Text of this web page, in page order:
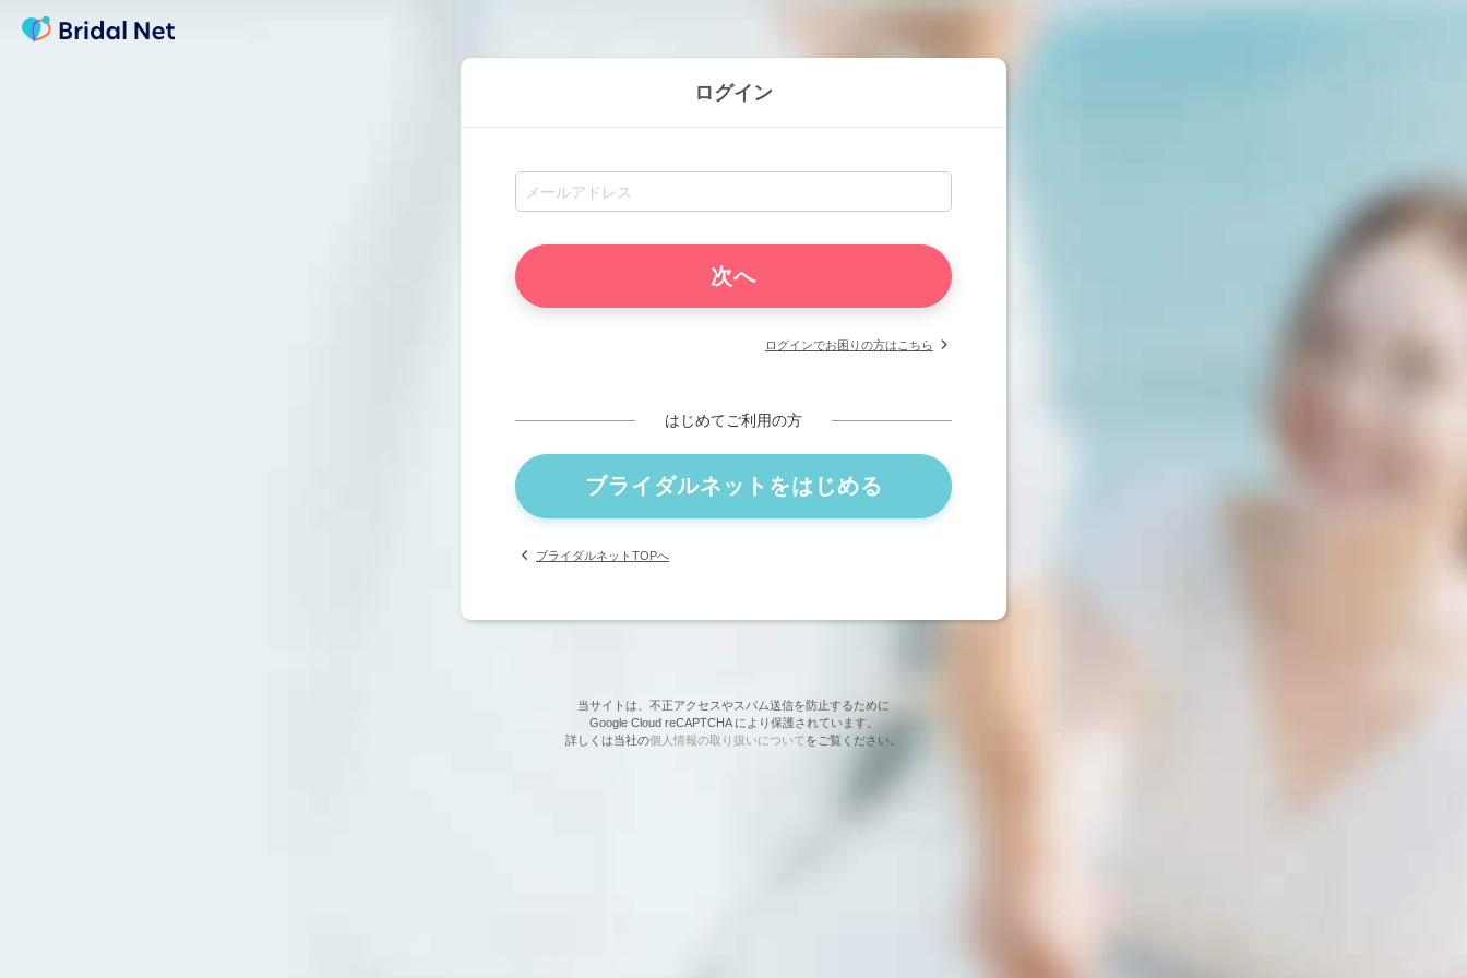
ログイン
ログインでお困りの方はこちら
はじめてご利用の方
ブライダルネットをはじめる
ブライダルネットTOPへ
当サイトは、不正アクセスやスパム送信を防止するために
Google Cloud reCAPTCHA により保護されています。
詳しくは当社の個人情報の取り扱いについてをご覧ください。